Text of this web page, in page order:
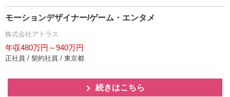
モーションデザイナー/ゲーム・エンタメ
株式会社アトラス
年収480万円～940万円
正社員 / 契約社員 / 東京都
続きはこちら